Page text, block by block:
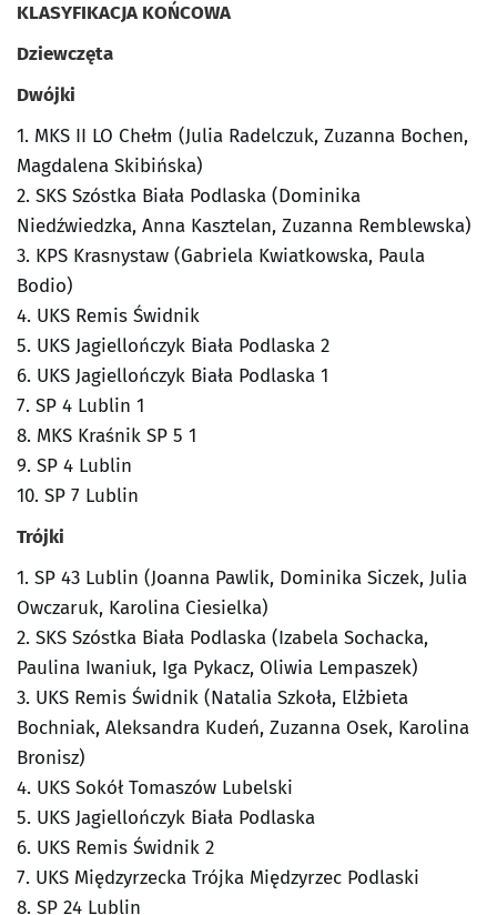
KLASYFIKACJA KOŃCOWA
Dziewczęta
Dwójki
1. MKS II LO Chełm (Julia Radelczuk, Zuzanna Bochen,
Magdalena Skibińska)
2. SKS Szóstka Biała Podlaska (Dominika
Niedźwiedzka, Anna Kasztelan, Zuzanna Remblewska)
3. KPS Krasnystaw (Gabriela Kwiatkowska, Paula
Bodio)
4. UKS Remis Świdnik
5. UKS Jagiellończyk Biała Podlaska 2
6. UKS Jagiellończyk Biała Podlaska 1
7. SP 4 Lublin 1
8. MKS Kraśnik SP 5 1
9. SP 4 Lublin
10. SP 7 Lublin
Trójki
1. SP 43 Lublin (Joanna Pawlik, Dominika Siczek, Julia
Owczaruk, Karolina Ciesielka)
2. SKS Szóstka Biała Podlaska (Izabela Sochacka,
Paulina Iwaniuk, Iga Pykacz, Oliwia Lempaszek)
3. UKS Remis Świdnik (Natalia Szkoła, Elżbieta
Bochniak, Aleksandra Kudeń, Zuzanna Osek, Karolina
Bronisz)
4. UKS Sokół Tomaszów Lubelski
5. UKS Jagiellończyk Biała Podlaska
6. UKS Remis Świdnik 2
7. UKS Międzyrzecka Trójka Międzyrzec Podlaski
8. SP 24 Lublin